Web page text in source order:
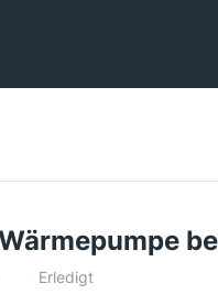
Erledigt